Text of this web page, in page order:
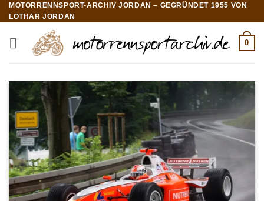
Zum
Inhalt
springen
MOTORRENNSPORT-ARCHIV JORDAN – GEGRÜNDET 1955 VON
LOTHAR JORDAN
0